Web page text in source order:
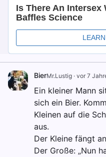
BierMr.Lustig · vor 7
Ein kleiner Mann
sich ein Bier.
Kleinen auf die
aus.
Der Kleine fängt
Der Große: „Nun